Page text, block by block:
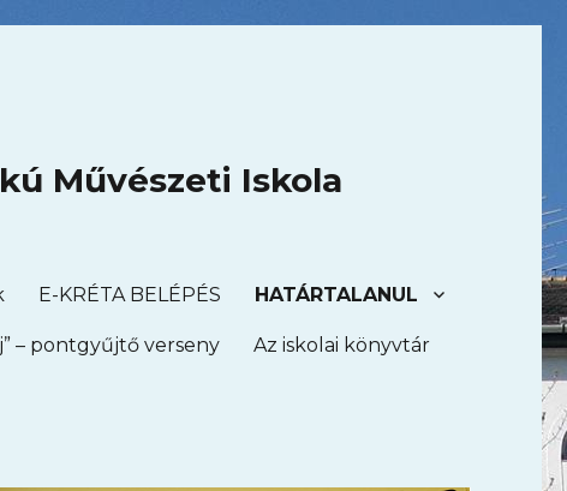
Művészeti Iskola
E-KRÉTA BELÉPÉS HATÁRTALANUL
– pontgyűjtő verseny Az iskolai könyvtár